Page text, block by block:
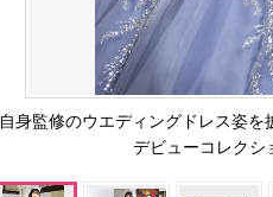
自身監修のウエディングドレス姿を
デビューコレクシ